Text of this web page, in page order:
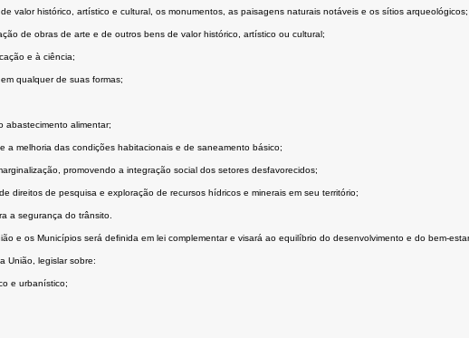
valor histórico, artístico e cultural, os monumentos, as paisagens naturais notáveis e os sítios arqueológicos;
de obras de arte e de outros bens de valor histórico, artístico ou cultural;
e à ciência;
qualquer de suas formas;
abastecimento alimentar;
a melhoria das condições habitacionais e de saneamento básico;
promovendo a integração social dos setores desfavorecidos;
direitos de pesquisa e exploração de recursos hídricos e minerais em seu território;
a segurança do trânsito.
e os Municípios será deﬁnida em lei complementar e visará ao equilíbrio do desenvolvimento e do bem-
União, legislar sobre:
e urbanístico;